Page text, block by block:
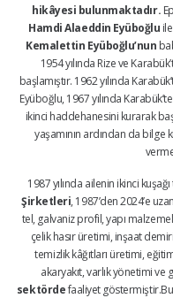
hikâyesi bulunmaktadır.
Hamdi Alaeddin Eyüboğlu
Kemalettin Eyüboğlu’nun
1954 yılında Rize ve
başlamıştır. 1962 yılında
Eyüboğlu, 1967 yılında
ikinci haddehanesini kurarak
yaşamının ardından da
1987 yılında ailenin ikinci
Şirketleri, 1987’den 2024’e
tel, galvaniz profil, yapı
çelik hasır üretimi, inşaat
temizlik kâğıtları üretimi,
akaryakıt, varlık yönetimi
sektördefaaliyet